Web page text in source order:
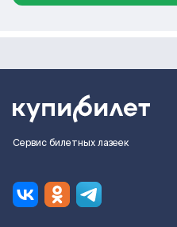
Сервис билетных лазеек